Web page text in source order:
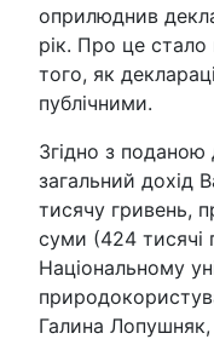
оприлюднив
рік. Про це стало
того, як
публічними.
Згідно з
загальний дохід
тисячу гривень,
суми (424 тисячі
Національному
Галина